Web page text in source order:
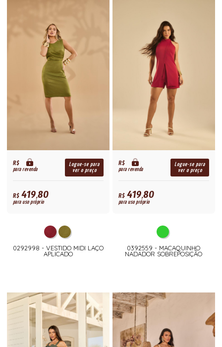
R$
para revenda
Logue-se para
ver o preço
R$419,80
para uso próprio
0292998 - VESTIDO MIDI LAÇO
APLICADO
R$
para revenda
Logue-se para
ver o preço
R$419,80
para uso próprio
0392559 - MACAQUINHO
NADADOR SOBREPOSIÇÃO